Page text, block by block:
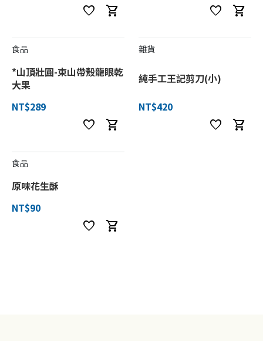
favorite shopping_cart favorite shopping_cart
食品
*山頂壯圓-東山帶殼龍眼乾
大果
NT$289
favorite shopping_cart
雜貨
純手工王記剪刀(小)
NT$420
favorite shopping_cart
食品
原味花生酥
NT$90
favorite shopping_cart